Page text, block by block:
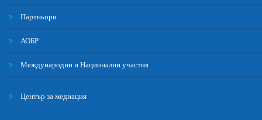
Партньори
АОБР
Международни и Национални участия
Център за медиация